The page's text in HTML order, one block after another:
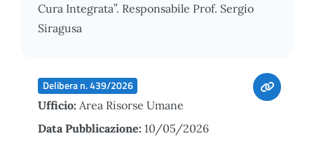
Cura Integrata”. Responsabile Prof. Sergio
Siragusa
Delibera n. 439/2026
Ufficio: Area Risorse Umane
Data Pubblicazione: 10/05/2026